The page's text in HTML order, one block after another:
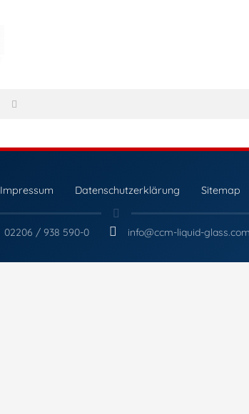
Impressum Datenschutzerklärung Sitemap
02206 / 938 590-0 info@ccm-liquid-glass.com